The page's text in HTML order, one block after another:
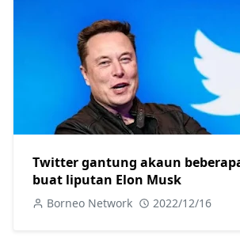
Twitter gantung akaun
buat liputan Elon Musk
Borneo Network 2022/12/16